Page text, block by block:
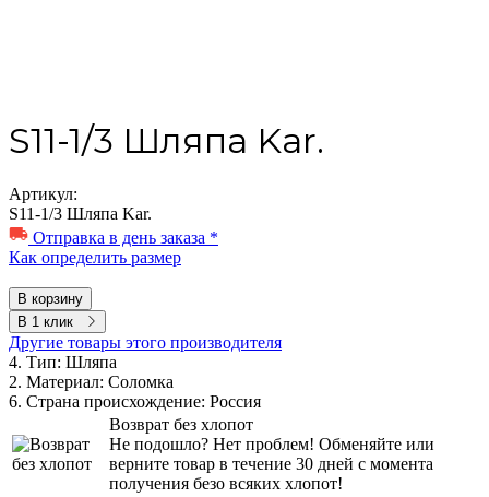
S11-1/3 Шляпа Kar.
Артикул:
S11-1/3 Шляпа Kar.
Отправка в день заказа *
Как определить размер
В корзину
В 1 клик
Другие товары этого производителя
4. Тип: Шляпа
2. Материал: Соломка
6. Страна происхождение: Россия
Возврат без хлопот
Не подошло? Нет проблем! Обменяйте или
верните товар в течение 30 дней с момента
получения безо всяких хлопот!